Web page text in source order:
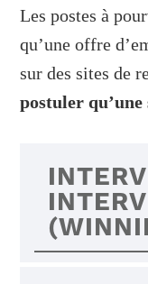
Les postes à
qu’une offre
sur des sites de
postuler qu’une